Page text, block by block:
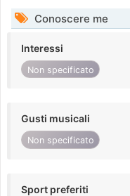
Conoscere me
Interessi
Non specificato
Gusti musicali
Non specificato
Sport preferiti